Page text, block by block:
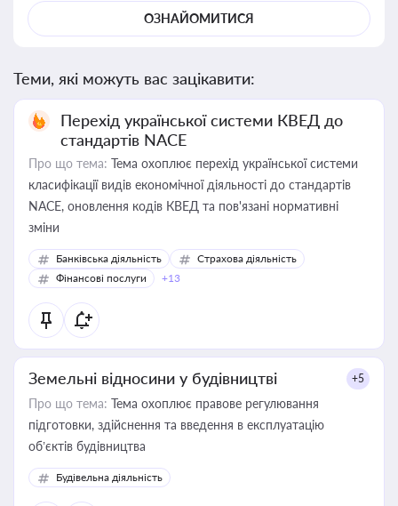
ОЗНАЙОМИТИСЯ
Теми, які можуть вас зацікавити:
Перехід української системи КВЕД до
стандартів NACE
Про що тема: Тема охоплює перехід української системи
класифікації видів економічної діяльності до стандартів
NACE, оновлення кодів КВЕД та пов'язані нормативні
зміни
Банківська діяльність
Страхова діяльність
Фінансові послуги
+13
Земельні відносини у будівництві +5
Про що тема: Тема охоплює правове регулювання
підготовки, здійснення та введення в експлуатацію
об’єктів будівництва
Будівельна діяльність